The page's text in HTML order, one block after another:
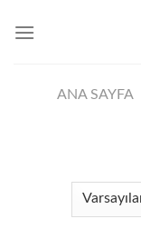
ANA SAYFA